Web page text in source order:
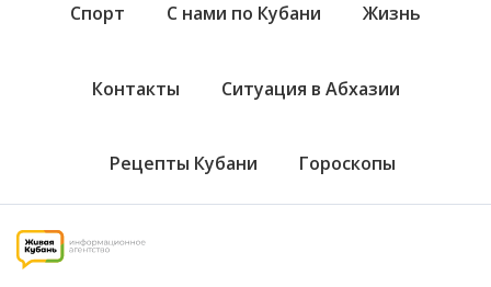
Спорт С нами по Кубани Жизнь
Контакты Ситуация в Абхазии
Рецепты Кубани Гороскопы